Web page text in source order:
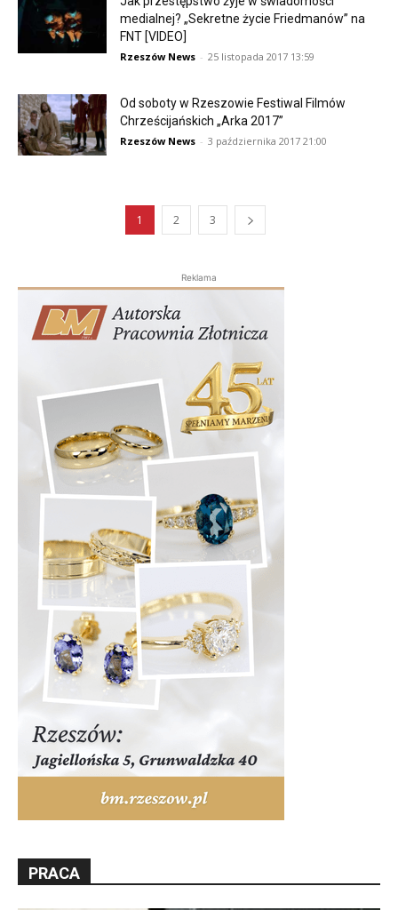
medialnej? „Sekretne życie Friedmanów” na
FNT [VIDEO]
Rzeszów News - 25 listopada 2017 13:59
Od soboty w Rzeszowie Festiwal Filmów
Chrześcijańskich „Arka 2017”
Rzeszów News - 3 października 2017 21:00
1 2 3
Reklama
PRACA